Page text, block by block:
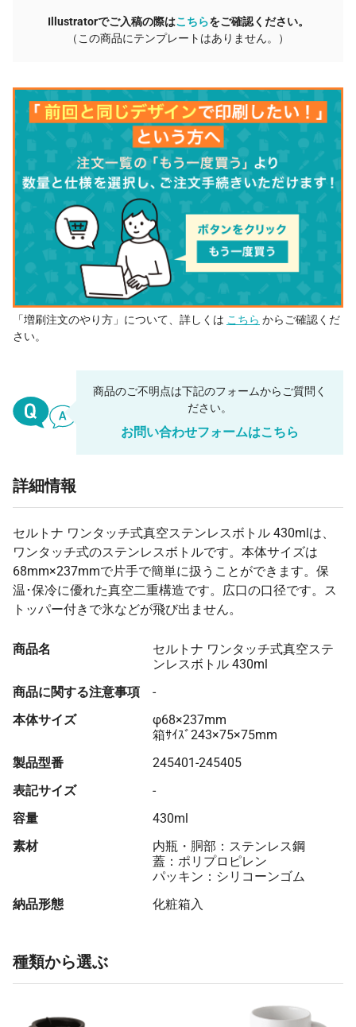
Illustratorでご入稿の際はこちらをご確認ください。
（この商品にテンプレートはありません。）
「増刷注文のやり方」について、詳しくは こちら からご確認くだ
さい。
商品のご不明点は下記のフォームからご質問く
ださい。
お問い合わせフォームはこちら
詳細情報
セルトナ ワンタッチ式真空ステンレスボトル 430mlは、
ワンタッチ式のステンレスボトルです。本体サイズは
68mm×237mmで片手で簡単に扱うことができます。保
温･保冷に優れた真空二重構造です。広口の口径です。ス
トッパー付きで氷などが飛び出ません。
商品名
セルトナ ワンタッチ式真空ステ
ンレスボトル 430ml
商品に関する注意事項
-
本体サイズ
φ68×237mm
箱ｻｲｽﾞ243×75×75mm
製品型番
245401-245405
表記サイズ
-
容量
430ml
素材
内瓶・胴部：ステンレス鋼
蓋：ポリプロピレン
パッキン：シリコーンゴム
納品形態
化粧箱入
種類から選ぶ